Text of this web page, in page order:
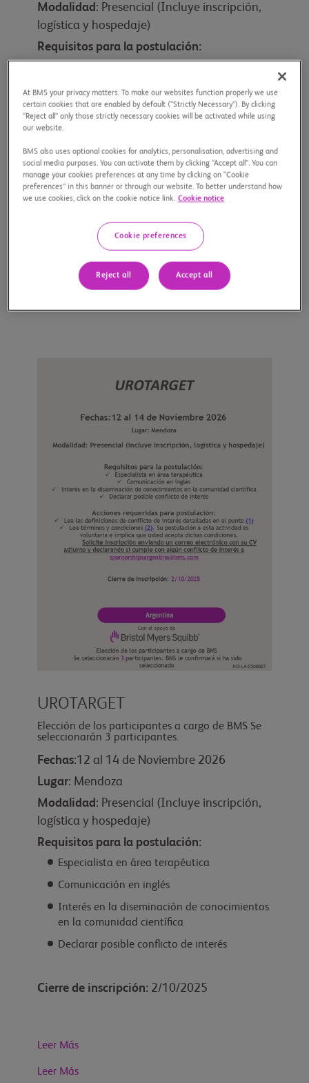
Modalidad : Presencial (Incluye inscripción,
logística y hospedaje)
Requisitos para la postulación:
Comunicación en inglés
Interés en la diseminación de conocimientos
en la comunidad científica
Declarar posible conflicto de interés
Cierre de inscripción: 5/08/2025
UROTARGET
Elección de los participantes a cargo de BMS Se
seleccionarán 3 participantes.
Fechas:12 al 14 de Noviembre 2026
Lugar: Mendoza
Modalidad : Presencial (Incluye inscripción,
logística y hospedaje)
Requisitos para la postulación:
Especialista en área terapéutica
Comunicación en inglés
Interés en la diseminación de conocimientos
en la comunidad científica
Declarar posible conflicto de interés
Cierre de inscripción: 2/10/2025
Leer Más
Leer Más
At BMS your privacy matters. To make our websites function properly we use
certain cookies that are enabled by default (“Strictly Necessary”). By clicking
“Reject all” only those strictly necessary cookies will be activated while using
our website.
BMS also uses optional cookies for analytics, personalisation, advertising and
social media purposes. You can activate them by clicking “Accept all”. You can
manage your cookies preferences at any time by clicking on “Cookie
preferences” in this banner or through our website. To better understand how
we use cookies, click on the cookie notice link. Cookie notice
Cookie preferences
Reject all Accept all